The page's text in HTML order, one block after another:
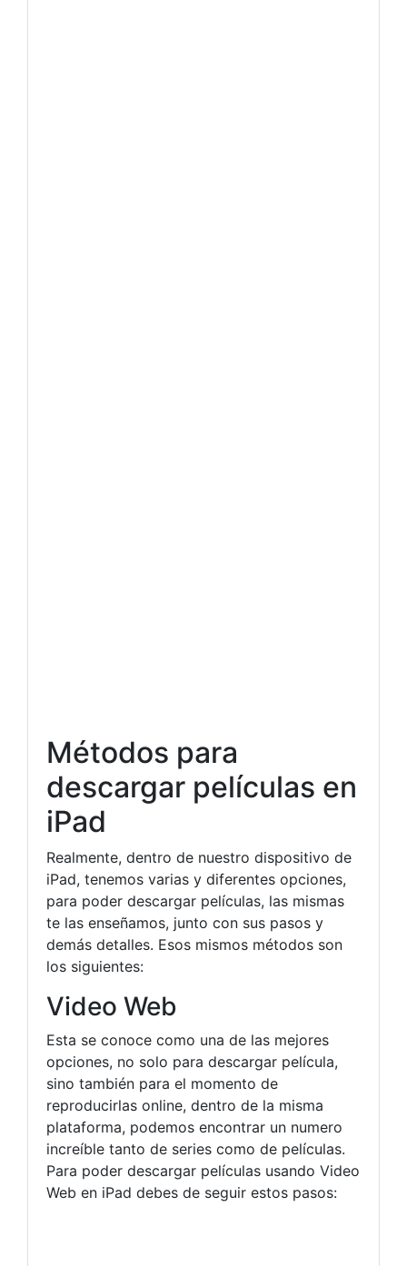
Métodos para
descargar películas en
iPad
Realmente, dentro de nuestro dispositivo de
iPad, tenemos varias y diferentes opciones,
para poder descargar películas, las mismas
te las enseñamos, junto con sus pasos y
demás detalles. Esos mismos métodos son
los siguientes:
Video Web
Esta se conoce como una de las mejores
opciones, no solo para descargar película,
sino también para el momento de
reproducirlas online, dentro de la misma
plataforma, podemos encontrar un numero
increíble tanto de series como de películas.
Para poder descargar películas usando Video
Web en iPad debes de seguir estos pasos: